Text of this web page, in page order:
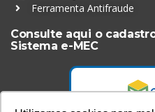
Ferramenta Antifraude
Consulte aqui o
Sistema e-MEC